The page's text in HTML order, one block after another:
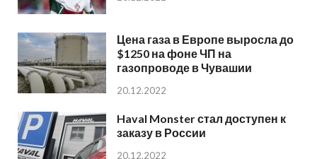
Цена газа в Европе выросла до
$1250 на фоне ЧП на
газопроводе в Чувашии
20.12.2022
Haval Monster стал доступен к
заказу в России
20.12.2022